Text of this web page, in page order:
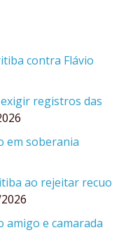
contra Flávio
registros das
em soberania
ao rejeitar recuo
amigo e camarada